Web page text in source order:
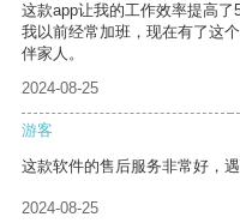
这款app让我的工作效率提高了
我以前经常加班，现在有了这
伴家人。
2024-08-25
游客
这款软件的售后服务非常好，
2024-08-25